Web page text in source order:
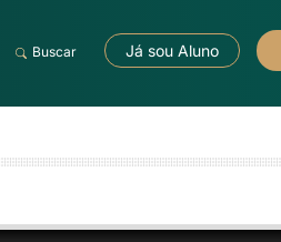
Buscar Já sou Aluno